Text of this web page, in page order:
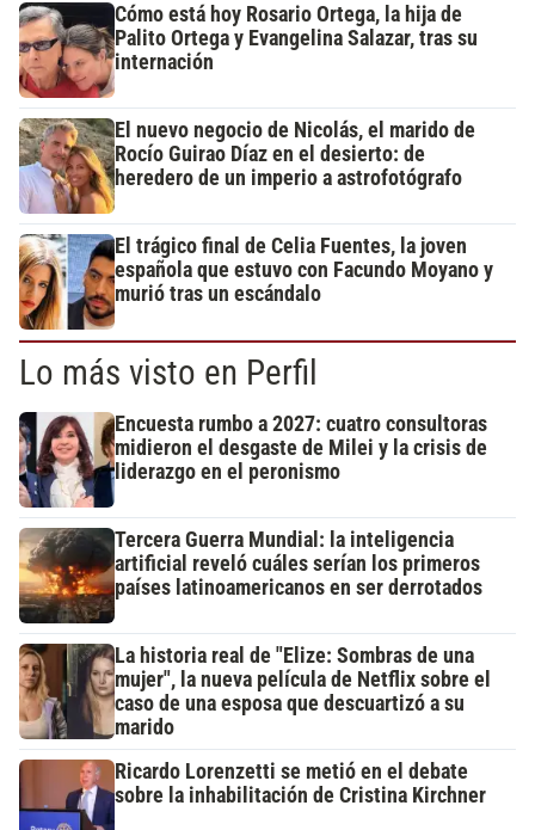
Cómo está hoy Rosario Ortega, la hija de
Palito Ortega y Evangelina Salazar, tras su
internación
El nuevo negocio de Nicolás, el marido de
Rocío Guirao Díaz en el desierto: de
heredero de un imperio a astrofotógrafo
El trágico final de Celia Fuentes, la joven
española que estuvo con Facundo Moyano y
murió tras un escándalo
Lo más visto en Perfil
Encuesta rumbo a 2027: cuatro consultoras
midieron el desgaste de Milei y la crisis de
liderazgo en el peronismo
Tercera Guerra Mundial: la inteligencia
artificial reveló cuáles serían los primeros
países latinoamericanos en ser derrotados
La historia real de "Elize: Sombras de una
mujer", la nueva película de Netflix sobre el
caso de una esposa que descuartizó a su
marido
Ricardo Lorenzetti se metió en el debate
sobre la inhabilitación de Cristina Kirchner